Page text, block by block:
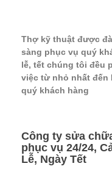
Thợ kỹ thuật được
sàng phục vụ quý
lễ, tết chúng tôi đều
việc từ nhỏ nhất đến
quý khách hàng
Công ty sửa
phục vụ 24/24,
Lễ, Ngày Tết